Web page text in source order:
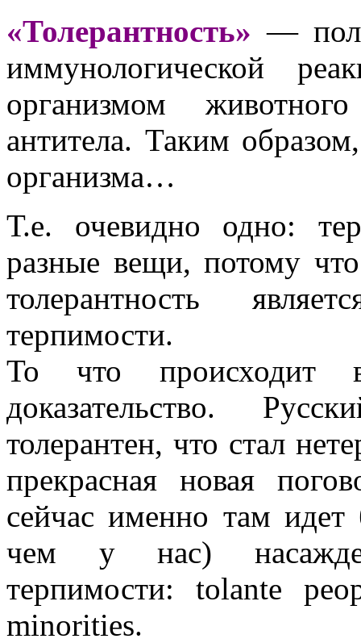
«Толерантность» —
иммунологической
организмом
антитела. Таким
организма…
Т.е. очевидно одно:
разные вещи, потому
толерантность
терпимости.
То что
доказательство.
толерантен, что стал
прекрасная новая
сейчас именно там идет
чем у нас)
терпимости: tolante
minorities.